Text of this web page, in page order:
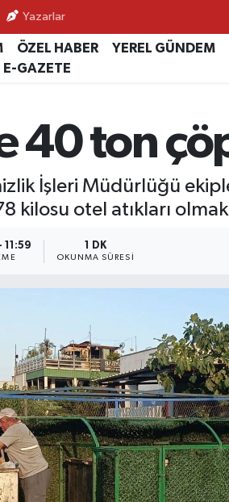
Yazarlar
ÖZEL HABER YEREL GÜNDEM
E-GAZETE
40 ton
İşleri Müdürlüğü
kilosu otel atıkları
11:59 1 DK
OKUNMA SÜRESI